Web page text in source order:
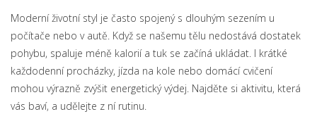
Moderní životní styl je často spojený s dlouhým sezením u
počítače nebo v autě. Když se našemu tělu nedostává dostatek
pohybu, spaluje méně kalorií a tuk se začíná ukládat. I krátké
každodenní procházky, jízda na kole nebo domácí cvičení
mohou výrazně zvýšit energetický výdej. Najděte si aktivitu, která
vás baví, a udělejte z ní rutinu.